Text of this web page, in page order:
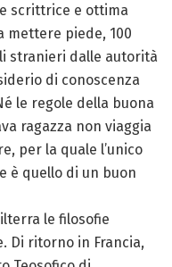
scrittrice e ottima
mettere piede, 100
stranieri dalle autorità
di conoscenza
le regole della buona
ragazza non viaggia
per la quale l’unico
è quello di un buon
le filosofie
Di ritorno in Francia,